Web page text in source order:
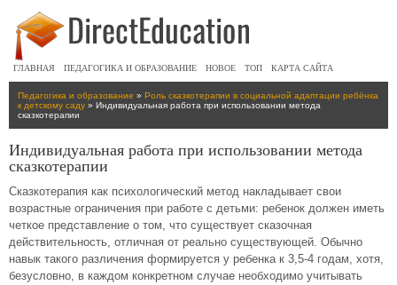
ГЛАВНАЯ ПЕДАГОГИКА И ОБРАЗОВАНИЕ НОВОЕ ТОП КАРТА САЙТА
Педагогика и образование » Роль сказкотерапии в социальной адаптации ребёнка
к детскому саду » Индивидуальная работа при использовании метода
сказкотерапии
Индивидуальная работа при использовании метода
сказкотерапии
Сказкотерапия как психологический метод накладывает свои
возрастные ограничения при работе с детьми: ребенок должен иметь
четкое представление о том, что существует сказочная
действительность, отличная от реально существующей. Обычно
навык такого различения формируется у ребенка к 3,5-4 годам, хотя,
безусловно, в каждом конкретном случае необходимо учитывать